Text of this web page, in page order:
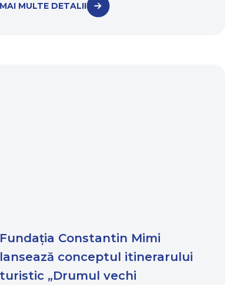
MAI MULTE DETALII
Fundația Constantin Mimi
lansează conceptul itinerarului
turistic „Drumul vechi